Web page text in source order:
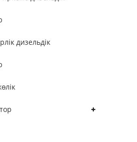
дизельдік